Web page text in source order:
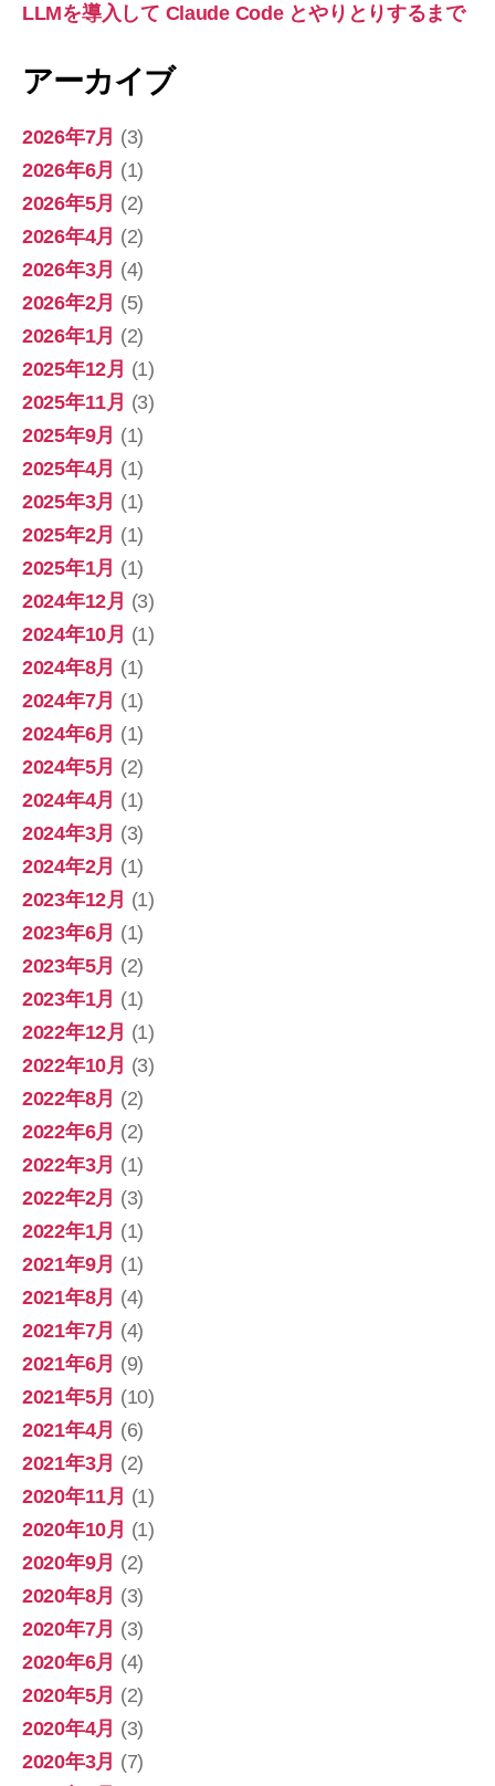
LLMを導入して Claude Code とやりとりするまで
アーカイブ
2026年7月 (3)
2026年6月 (1)
2026年5月 (2)
2026年4月 (2)
2026年3月 (4)
2026年2月 (5)
2026年1月 (2)
2025年12月 (1)
2025年11月 (3)
2025年9月 (1)
2025年4月 (1)
2025年3月 (1)
2025年2月 (1)
2025年1月 (1)
2024年12月 (3)
2024年10月 (1)
2024年8月 (1)
2024年7月 (1)
2024年6月 (1)
2024年5月 (2)
2024年4月 (1)
2024年3月 (3)
2024年2月 (1)
2023年12月 (1)
2023年6月 (1)
2023年5月 (2)
2023年1月 (1)
2022年12月 (1)
2022年10月 (3)
2022年8月 (2)
2022年6月 (2)
2022年3月 (1)
2022年2月 (3)
2022年1月 (1)
2021年9月 (1)
2021年8月 (4)
2021年7月 (4)
2021年6月 (9)
2021年5月 (10)
2021年4月 (6)
2021年3月 (2)
2020年11月 (1)
2020年10月 (1)
2020年9月 (2)
2020年8月 (3)
2020年7月 (3)
2020年6月 (4)
2020年5月 (2)
2020年4月 (3)
2020年3月 (7)